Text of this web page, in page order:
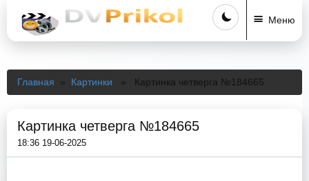
Меню
Главная » Картинки » Картинка четверга №184665
Картинка четверга №184665
18:36 19-06-2025